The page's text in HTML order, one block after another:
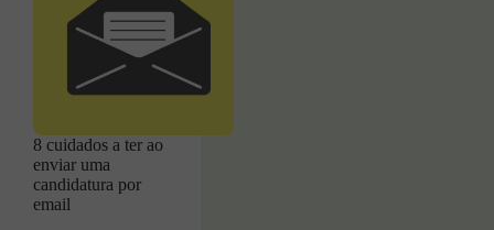
8 cuidados a ter ao
enviar uma
candidatura por
email